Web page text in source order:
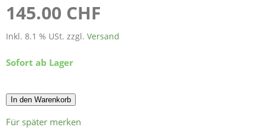
145.00 CHF
Inkl. 8.1 % USt. zzgl. Versand
Sofort ab Lager
In den Warenkorb
Für später merken